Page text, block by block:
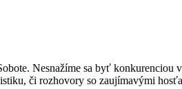
Nesnažíme sa byť konkurenciou
či rozhovory so zaujímavými